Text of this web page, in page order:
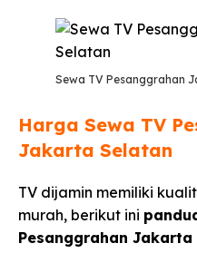
Sewa TV Pesanggrahan
Harga Sewa TV
Jakarta Selatan
TV dijamin memiliki
murah, berikut ini
Pesanggrahan Jakarta